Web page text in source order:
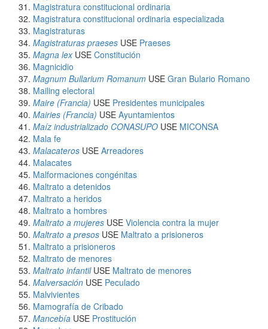
Magistratura constitucional ordinaria
Magistratura constitucional ordinaria especializada
Magistraturas
Magistraturas praeses USE Praeses
Magna lexUSE Constitución
Magnicidio
Magnum Bullarium Romanum USE Gran Bulario Romano
Mailing electoral
Maire (Francia) USE Presidentes municipales
Mairies (Francia) USE Ayuntamientos
Maíz industrializado CONASUPO USE MICONSA
Mala fe
Malacateros USE Arreadores
Malacates
Malformaciones congénitas
Maltrato a detenidos
Maltrato a heridos
Maltrato a hombres
Maltrato a mujeres USE Violencia contra la mujer
Maltrato a presos USE Maltrato a prisioneros
Maltrato a prisioneros
Maltrato de menores
Maltrato infantilUSE Maltrato de menores
Malversación USE Peculado
Malvivientes
Mamografía de Cribado
Mancebía USE Prostitución